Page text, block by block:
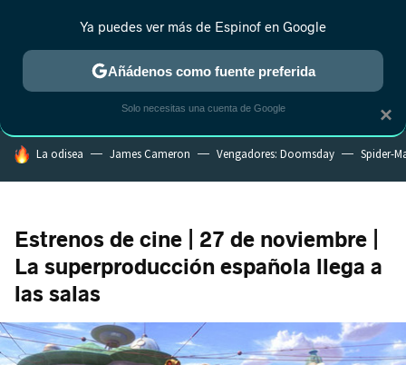
ESTRENOS REALITY ANIME RANKINGS CINE
HOY SE HABLA DE
La odisea James Cameron Vengadores: Doomsday Spider-
Estrenos de cine | 27 de noviembre |
La superproducción española llega a
las salas
×
Ya puedes ver más de Espinof en Google
Añádenos como fuente preferida
Solo necesitas una cuenta de Google